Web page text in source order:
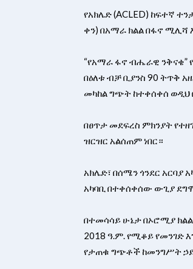
​የአክሌድ (ACLED) ከፍተኛ
ቀን) በአማራ ክልል በፋኖ ሚሊሻ
“የአማራ ፋኖ ብሔራዊ ንቅናቄ”
በዕለቱ ብቻ ቢያንስ 90 ትጥቅ
መካከል ግጭት ከተቀሰቀሰ ወዲህ
​በፀጥታ መደፍረስ ምክንያት
ዝርዝር አልሰጠም ነበር።
አክሌድ፣ በሰሜን ጎንደር አርባያ
አካባቢ በተቀሰቀሰው ውጊያ
​በተመሳሳይ ሁኔታ በኦሮሚያ ክልል
2018 ዓ.ም. የሚቆይ የመንገድ
የታጠቁ ግጭቶች ከመንግሥት